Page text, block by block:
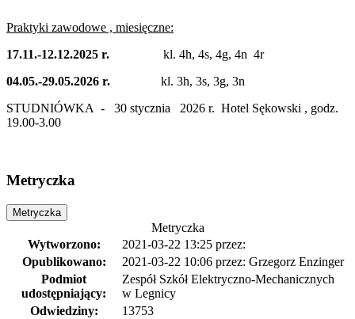
Praktyki zawodowe , miesięczne:
17.11.-12.12.2025 r.
kl. 4h, 4s, 4g, 4n 4r
04.05.-29.05.2026 r.
kl. 3h, 3s, 3g, 3n
STUDNIÓWKA - 30 stycznia 2026 r. Hotel Sękowski , godz.
19.00-3.00
Metryczka
Metryczka
Metryczka
Wytworzono:
2021-03-22 13:25 przez:
Opublikowano:
2021-03-22 10:06 przez: Grzegorz Enzinger
Podmiot
udostępniający:
Zespół Szkół Elektryczno-Mechanicznych
w Legnicy
Odwiedziny:
13753